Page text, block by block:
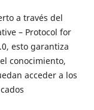
a través del
– Protocol for
esto garantiza
conocimiento,
acceder a los